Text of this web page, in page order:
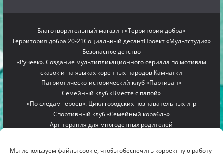
Мы используем файлы cookie, чтобы обеспечить корректную работу
Благотворительный магазин «Территория добра»
Территория добра 20-21Социальный десантПроект «Мультстудия»
Безопасное детство
«Ручеек». Создание мультипликационного сериала по мотивам
сказок и на языках коренных народов Камчатки
Патриотическо-исторический клуб «Партизан»
Семейный клуб «Вместе с папой»
«По следам героев». Цикл городских познавательных игр
Спортивный клуб «Семейный корабль»
Арт-терапия для многодетных родителей
Copyright © 2012-2026
БЛАГОТВОРИТЕЛЬНЫЙ ФОНД